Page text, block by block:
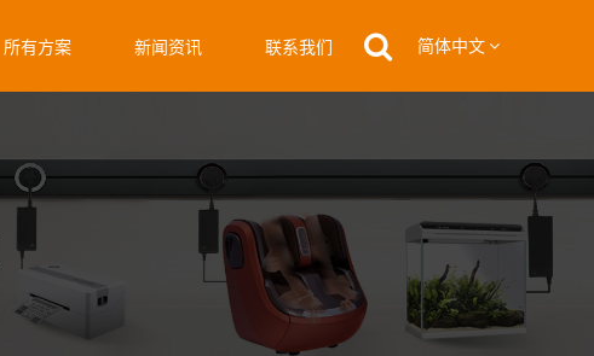
所有方案 新闻资讯 联系我们 简体中文